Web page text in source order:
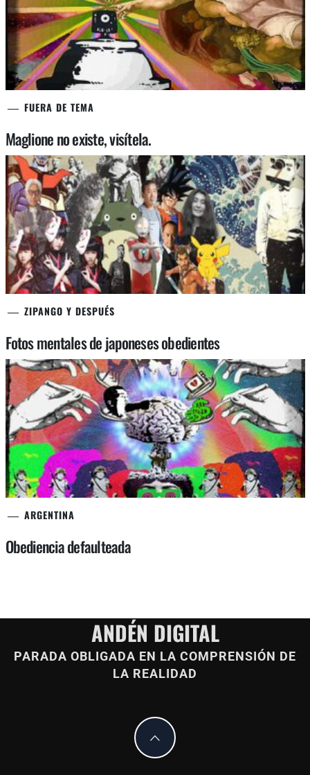
FUERA DE TEMA
Maglione no existe, visítela.
ZIPANGO Y DESPUÉS
Fotos mentales de japoneses obedientes
ARGENTINA
Obediencia defaulteada
ANDÉN DIGITAL
PARADA OBLIGADA EN LA COMPRENSIÓN DE
LA REALIDAD